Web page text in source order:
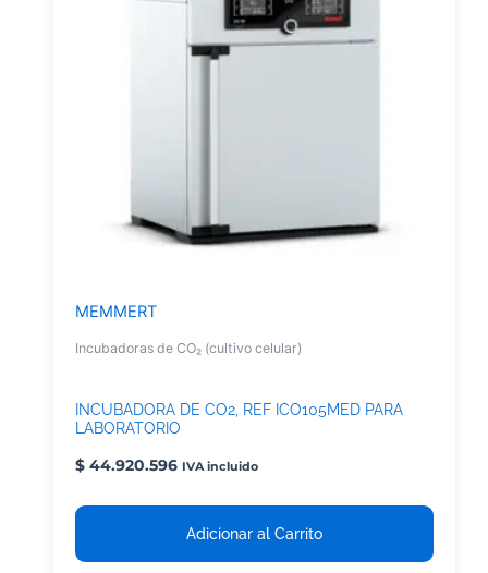
MEMMERT
Incubadoras de CO₂ (cultivo celular)
INCUBADORA DE CO2, REF ICO105MED PARA
LABORATORIO
$ 44.920.596 IVA incluido
Adicionar al Carrito